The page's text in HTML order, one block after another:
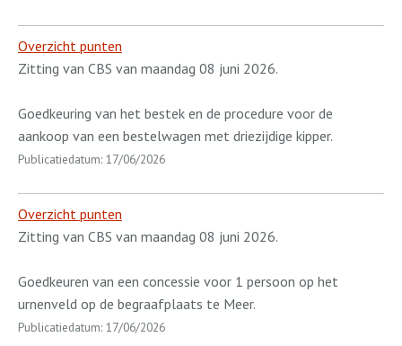
Overzicht punten
Zitting van CBS van maandag 08 juni 2026.
Goedkeuring van het bestek en de procedure voor de
aankoop van een bestelwagen met driezijdige kipper.
Publicatiedatum: 17/06/2026
Overzicht punten
Zitting van CBS van maandag 08 juni 2026.
Goedkeuren van een concessie voor 1 persoon op het
urnenveld op de begraafplaats te Meer.
Publicatiedatum: 17/06/2026